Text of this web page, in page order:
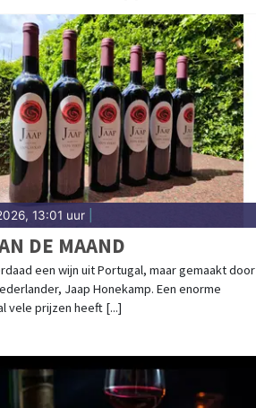
13:01 uur
DE MAAND
een wijn uit Portugal, maar gemaakt door
Jaap Honekamp. Een enorme
vele prijzen heeft [...]